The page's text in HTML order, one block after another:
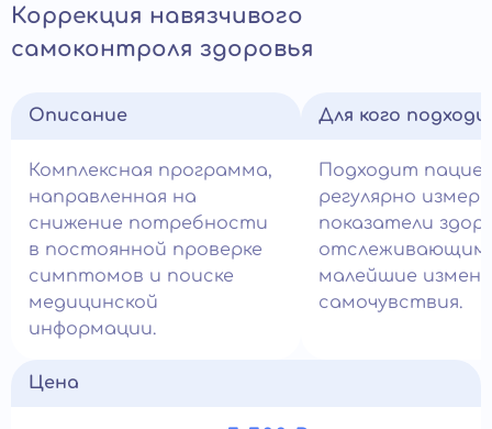
Коррекция навязчивого
самоконтроля здоровья
Описание
Комплексная программа,
направленная на
снижение потребности
в постоянной проверке
симптомов и поиске
медицинской
информации.
Для кого
Подходит
регулярно
показатели
отслеживающим
малейшие
самочувствия.
Цена